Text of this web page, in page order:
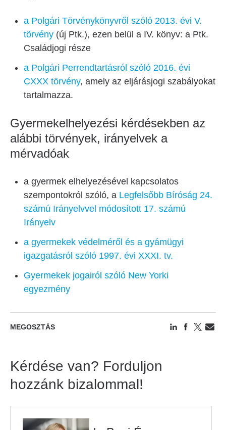
a Polgári Törvénykönyvről szóló 2013. évi V.
törvény (új Ptk.), ezen belül a IV. könyv: a Ptk.
Családjogi része
a Polgári Perrendtartásról szóló 2016. évi
CXXX törvény, amely az eljárásjogi szabályokat
tartalmazza.
Gyermekelhelyezési kérdésekben az
alábbi törvények, irányelvek a
mérvadóak
a gyermek elhelyezésével kapcsolatos
szempontokról szóló, a Legfelsőbb Bíróság 24.
számú Irányelvvel módosított 17. számú
Irányelv
a gyermekek védelméről és a gyámügyi
igazgatásról szóló 1997. évi XXXI. tv.
Gyermekek jogairól szóló New Yorki
egyezmény
MEGOSZTÁS
Kérdése van? Forduljon
hozzánk bizalommal!